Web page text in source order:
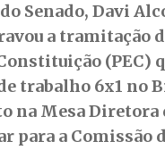
Senado, Davi
a tramitação
(PEC)
trabalho 6x1 no
na Mesa Diretora
para a Comissão